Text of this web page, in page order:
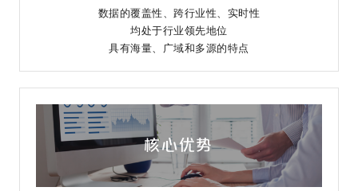
数据的覆盖性、跨行业性、实时性
均处于行业领先地位
具有海量、广域和多源的特点
核心优势